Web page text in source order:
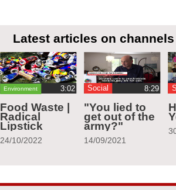
Latest articles on channels
Environment ‏3:02
Food Waste |
Radical
Lipstick
24/10/2022
Social
"You lied to
get out of the
army?"
14/09/2021